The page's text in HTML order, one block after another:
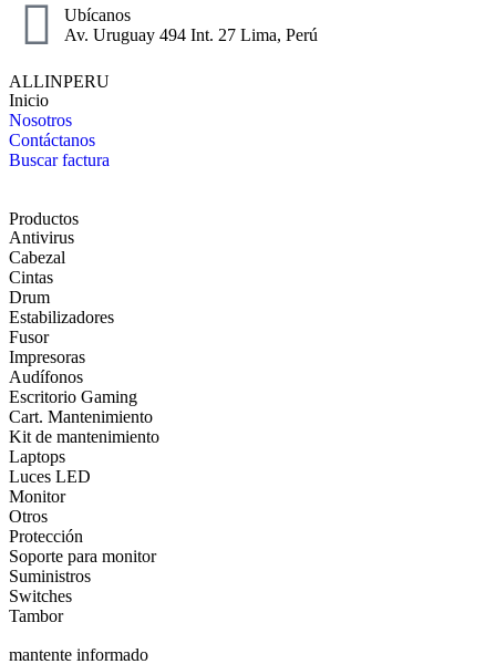
Ubícanos
Av. Uruguay 494 Int. 27 Lima, Perú
ALLINPERU
Inicio
Nosotros
Contáctanos
Buscar factura
Productos
Antivirus
Cabezal
Cintas
Drum
Estabilizadores
Fusor
Impresoras
Audífonos
Escritorio Gaming
Cart. Mantenimiento
Kit de mantenimiento
Laptops
Luces LED
Monitor
Otros
Protección
Soporte para monitor
Suministros
Switches
Tambor
mantente informado